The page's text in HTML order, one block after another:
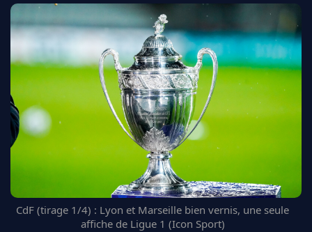
CDM 2026
EDF
PSG
LIGUE 1
REAL MADRID
FC BARCELONE
MANCHESTER UNITED
CHELSEA
CdF (tirage 1/4) : Lyon et Marseille bien vernis, une seule
affiche de Ligue 1 (Icon Sport)